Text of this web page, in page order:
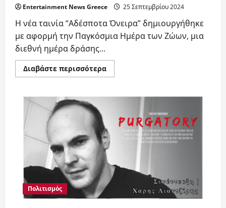
Entertainment News Greece 25 Σεπτεμβρίου 2024
Η νέα ταινία “Αδέσποτα Όνειρα” δημιουργήθηκε
με αφορμή την Παγκόσμια Ημέρα των Ζώων, μια
διεθνή ημέρα δράσης...
Διαβάστε περισσότεραRead
more
Όνειρα:
συγκινητική
ιστορία
επανένταξης
και
αγάπης
για
τα
ζώα
Πολιτισμός